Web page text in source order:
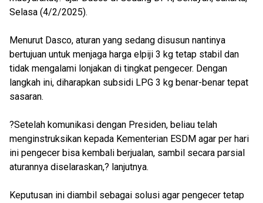
Selasa (4/2/2025).
Menurut Dasco, aturan yang sedang disusun nantinya
bertujuan untuk menjaga harga elpiji 3 kg tetap stabil dan
tidak mengalami lonjakan di tingkat pengecer. Dengan
langkah ini, diharapkan subsidi LPG 3 kg benar-benar tepat
sasaran.
?Setelah komunikasi dengan Presiden, beliau telah
menginstruksikan kepada Kementerian ESDM agar per hari
ini pengecer bisa kembali berjualan, sambil secara parsial
aturannya diselaraskan,? lanjutnya.
Keputusan ini diambil sebagai solusi agar pengecer tetap